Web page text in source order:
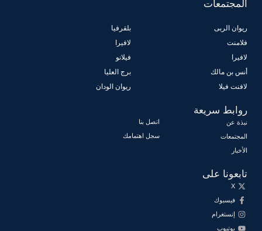
المجتمعات
ريوان الربى
بلقرفيا
فلامنت
لافيرا
لافيرا
فيلانو
أنس بن مالك
برج العليا
لافنت فيلا
ريوان الودان
روابط سريعة
نبذة عن
المجتمعات
الأخبار
اتصل بنا
سجل اهتمامك
تابعونا على
X
فيسبوك
إنستغرام
يوتيوب